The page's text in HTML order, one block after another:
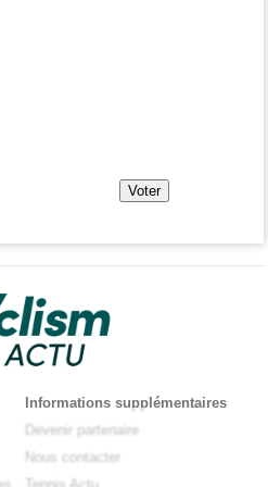
Informations supplémentaires
Devenir partenaire
Nous contacter